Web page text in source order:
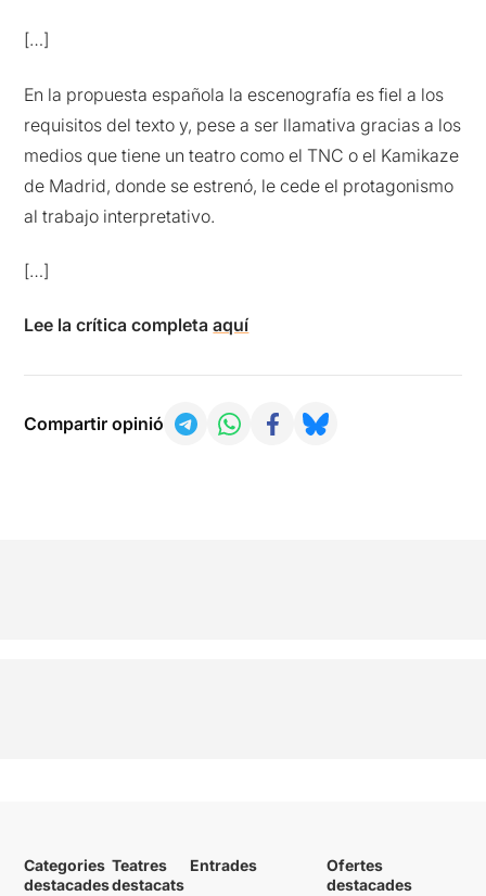
[…]
En la propuesta española la escenografía es fiel a los
requisitos del texto y, pese a ser llamativa gracias a los
medios que tiene un teatro como el TNC o el Kamikaze
de Madrid, donde se estrenó, le cede el protagonismo
al trabajo interpretativo.
[…]
Lee la crítica completaaquí
Compartir opinió
Categories
destacades
Teatres
destacats
Entrades
Ofertes
destacades